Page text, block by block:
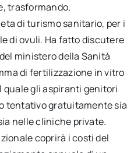
trasformando,
di turismo sanitario, per i
di ovuli. Ha fatto discutere
ministero della Sanità
di fertilizzazione in vitro
quale gli aspiranti genitori
tentativo gratuitamente sia
nelle cliniche private.
coprirà i costi del